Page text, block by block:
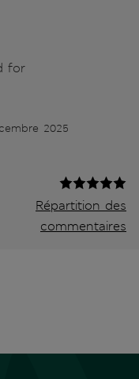
for
2025
Répartition des
commentaires